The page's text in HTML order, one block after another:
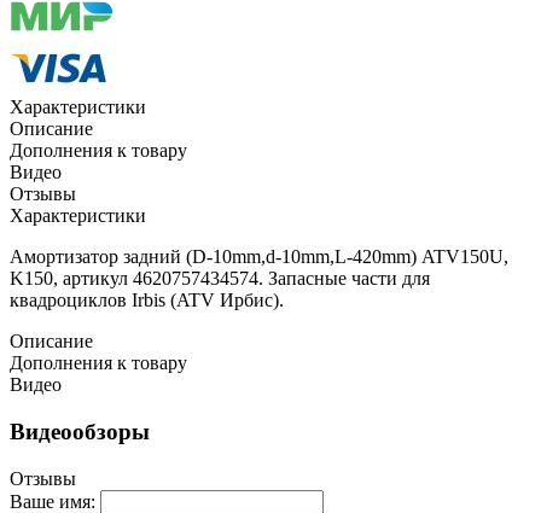
Характеристики
Описание
Дополнения к товару
Видео
Отзывы
Характеристики
Амортизатор задний (D-10mm,d-10mm,L-420mm) ATV150U,
K150, артикул 4620757434574. Запасные части для
квадроциклов Irbis (ATV Ирбис).
Описание
Дополнения к товару
Видео
Видеообзоры
Отзывы
Ваше имя: